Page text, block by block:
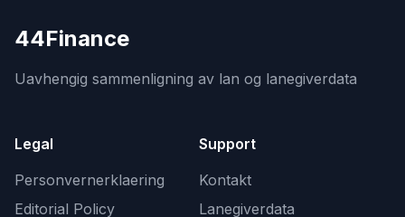
44Finance
Uavhengig sammenligning av lan og lanegiverdata
Legal
Personvernerklaering
Editorial Policy
Support
Kontakt
Lanegiverdata